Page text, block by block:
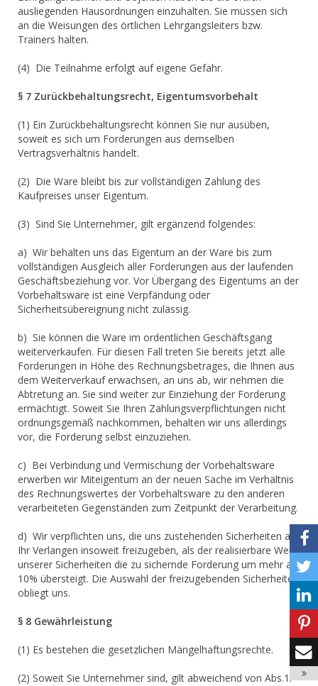
ausliegenden Hausordnungen einzuhalten. Sie müssen sich
an die Weisungen des örtlichen Lehrgangsleiters bzw.
Trainers halten.
(4) Die Teilnahme erfolgt auf eigene Gefahr.
§ 7 Zurückbehaltungsrecht, Eigentumsvorbehalt
(1) Ein Zurückbehaltungsrecht können Sie nur ausüben,
soweit es sich um Forderungen aus demselben
Vertragsverhältnis handelt.
(2) Die Ware bleibt bis zur vollständigen Zahlung des
Kaufpreises unser Eigentum.
(3) Sind Sie Unternehmer, gilt ergänzend folgendes:
a) Wir behalten uns das Eigentum an der Ware bis zum
vollständigen Ausgleich aller Forderungen aus der laufenden
Geschäftsbeziehung vor. Vor Übergang des Eigentums an der
Vorbehaltsware ist eine Verpfändung oder
Sicherheitsübereignung nicht zulässig.
b) Sie können die Ware im ordentlichen Geschäftsgang
weiterverkaufen. Für diesen Fall treten Sie bereits jetzt alle
Forderungen in Höhe des Rechnungsbetrages, die Ihnen aus
dem Weiterverkauf erwachsen, an uns ab, wir nehmen die
Abtretung an. Sie sind weiter zur Einziehung der Forderung
ermächtigt. Soweit Sie Ihren Zahlungsverpflichtungen nicht
ordnungsgemäß nachkommen, behalten wir uns allerdings
vor, die Forderung selbst einzuziehen.
c) Bei Verbindung und Vermischung der Vorbehaltsware
erwerben wir Miteigentum an der neuen Sache im Verhältnis
des Rechnungswertes der Vorbehaltsware zu den anderen
verarbeiteten Gegenständen zum Zeitpunkt der Verarbeitung.
d) Wir verpflichten uns, die uns zustehenden Sicherheiten auf
Ihr Verlangen insoweit freizugeben, als der realisierbare Wert
unserer Sicherheiten die zu sichernde Forderung um mehr als
10% übersteigt. Die Auswahl der freizugebenden Sicherheiten
obliegt uns.
§ 8 Gewährleistung
(1) Es bestehen die gesetzlichen Mängelhaftungsrechte.
(2) Soweit Sie Unternehmer sind, gilt abweichend von Abs.1: